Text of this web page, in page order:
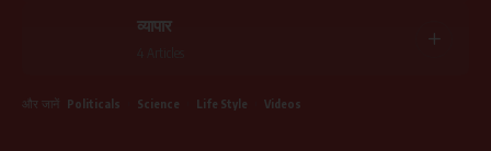
व्यापार
और जानें Politicals Science Life Style Videos